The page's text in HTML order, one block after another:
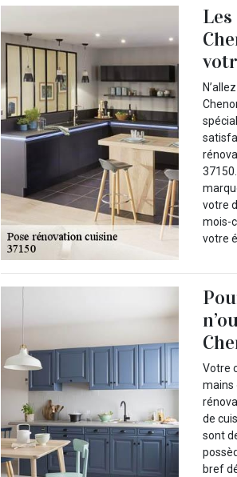
votre
mois-
votre
Votre
mains
de
sont
bref